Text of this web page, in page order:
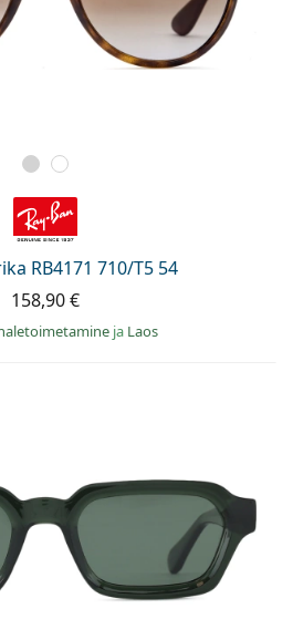
RB4171 710/T5 54
158,90 €
ja Laos